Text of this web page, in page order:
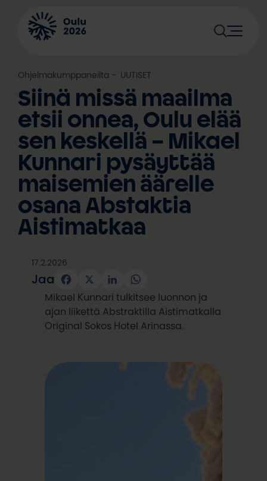
sisältöön
Ohjelmakumppaneilta UUTISET
Siinä missä maailma
etsii onnea, Oulu elää
sen keskellä – Mikael
Kunnari pysäyttää
maisemien äärelle
osana Abstaktia
Aistimatkaa
17.2.2026
Jaa Facebook
X LinkedInWhatsApp
Mikael Kunnari tulkitsee luonnon ja
ajan liikettä Abstraktilla Aistimatkalla
Original Sokos Hotel Arinassa.